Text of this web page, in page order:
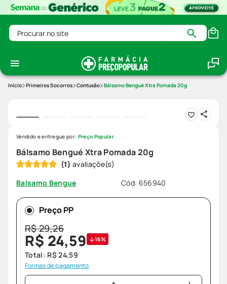
Procurar no site
Primeiros Socorros Contusão Bálsamo Bengué Xtra Pomada 20g
Bálsamo Bengué Xtra Pomada 20g
(1)
Balsamo Bengue
Cód: 656940
Vendido e entregue por: Preço Popular
Preço PP
R$29,26
R$ 24,59 16%
Total: R$ 24,59
Formas de pagamento